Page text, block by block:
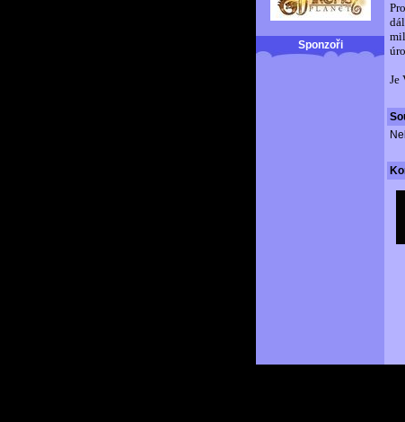
Sponzoři
Je